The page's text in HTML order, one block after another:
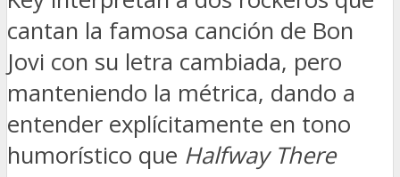
cantan la famosa canción de Bon
Jovi con su letra cambiada, pero
manteniendo la métrica, dando a
entender explícitamente en tono
humorístico que Halfway There